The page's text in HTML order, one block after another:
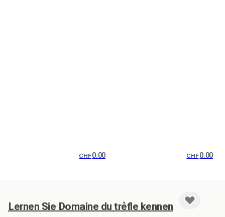
CHF0.00 CHF0.00
Lernen Sie Domaine du trèfle kennen